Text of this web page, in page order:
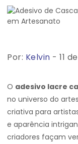
Por: Kelvin - 11
O adesivo lacre
no universo do
criativa para
e aparência
criadores façam